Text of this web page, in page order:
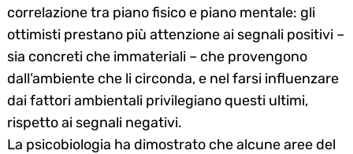
correlazione tra piano fisico e piano mentale: gli
ottimisti prestano più attenzione ai segnali positivi –
sia concreti che immateriali – che provengono
dall’ambiente che li circonda, e nel farsi influenzare
dai fattori ambientali privilegiano questi ultimi,
rispetto ai segnali negativi.
La psicobiologia ha dimostrato che alcune aree del